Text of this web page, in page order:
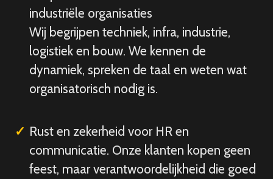
industriële organisaties
Wij begrijpen techniek, infra, industrie,
logistiek en bouw. We kennen de
dynamiek, spreken de taal en weten wat
organisatorisch nodig is.
Rust en zekerheid voor HR en
communicatie. Onze klanten kopen geen
feest, maar verantwoordelijkheid die goed